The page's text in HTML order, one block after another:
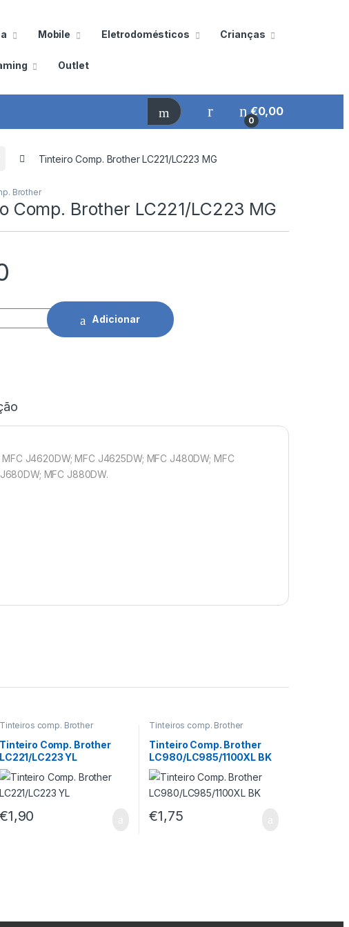
Mobile Eletrodomésticos Crianças
Outlet
0
€0,00
Tinteiro Comp. Brother LC221/LC223 MG
Brother
Comp. Brother LC221/LC223 MG
Brother LC221/LC223 MG quantidade
Adicionar
J4620DW; MFC J4625DW; MFC J480DW; MFC
MFC J880DW.
Tinteiros comp. Brother
Tinteiro Comp. Brother
LC221/LC223 YL
€1,90
Tinteiros comp. Brother
Tinteiro Comp. Brother
LC980/LC985/1100XL BK
€1,75